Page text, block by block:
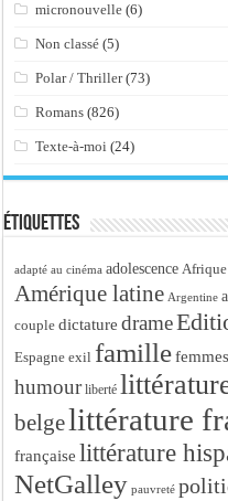
micronouvelle (6)
Non classé (5)
Polar / Thriller(73)
Romans (826)
Texte-à-moi (24)
Étiquettes
adapté au cinéma adolescence Afrique
Amérique latine Argentine
couple dictature drame
Espagne exil famille femmes
humour liberté
belgelittérature
française littérature
NetGalley pauvreté